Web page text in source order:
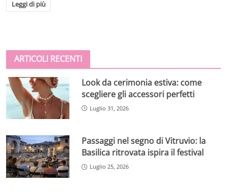
Leggi di più
ARTICOLI RECENTI
Look da cerimonia estiva: come
scegliere gli accessori perfetti
Luglio 31, 2026
Passaggi nel segno di Vitruvio: la
Basilica ritrovata ispira il festival
Luglio 25, 2026